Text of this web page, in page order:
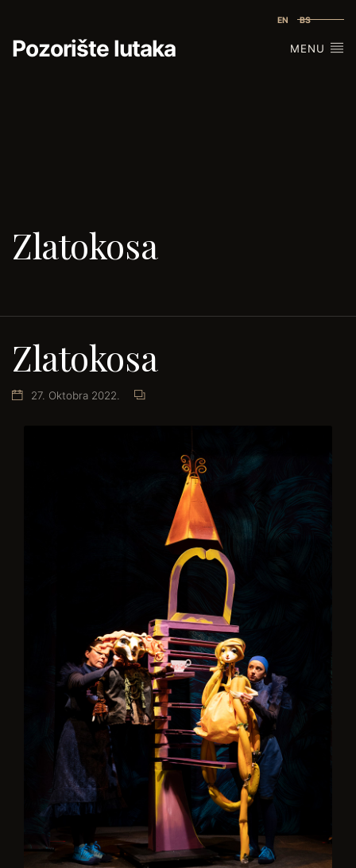
EN BS
Pozorište lutaka MENU
Zlatokosa
Zlatokosa
27. Oktobra 2022.